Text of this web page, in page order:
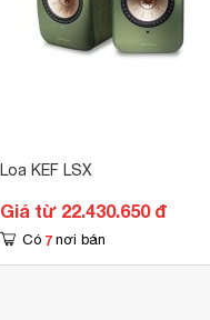
Loa KEF LSX
Giá từ 22.430.650 đ
Có 7 nơi bán